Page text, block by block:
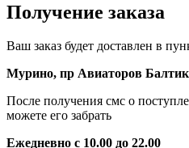
Получение заказа
Ваш заказ будет доставлен в
Мурино, пр Авиаторов
После получения смс о
можете его забрать
Ежедневно с 10.00 до 22.00